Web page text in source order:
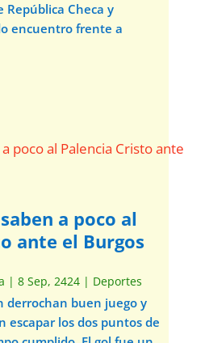
Checa y
encuentro frente a
a poco al
ante el Burgos
| 8 Sep, 2424| Deportes
derrochan buen juego y
escapar los dos puntos de